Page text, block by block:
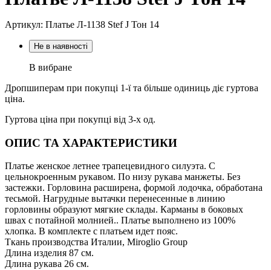
Артикул: Платье Л-1138 Stef J Тон 14
Не в наявності
В вибране
Дропшиперам при покупці 1-ї та більше одиниць діє гуртова
ціна.
Гуртова ціна при покупці від 3-х од.
ОПИС ТА ХАРАКТЕРИСТИКИ
Платье женское летнее трапецевидного силуэта. С
цельнокроенным рукавом. По низу рукава манжеты. Без
застежки. Горловина расширена, формой лодочка, обработана
тесьмой. Нагрудные вытачки перенесенные в линию
горловины образуют мягкие склады. Карманы в боковых
швах с потайной молнией.. Платье выполнено из 100%
хлопка. В комплекте с платьем идет пояс.
Ткань производства Италии, Miroglio Group
Длина изделия 87 см.
Длина рукава 26 см.